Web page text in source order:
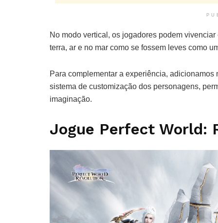
No modo vertical, os jogadores podem
terra, ar e no mar como se fossem leves como
Para complementar a experiência,
sistema de customização dos personagens,
imaginação.
Jogue Perfect World: